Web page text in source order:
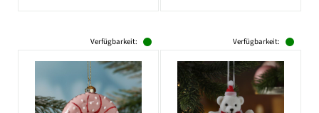
Verfügbarkeit: Verfügbarkeit: